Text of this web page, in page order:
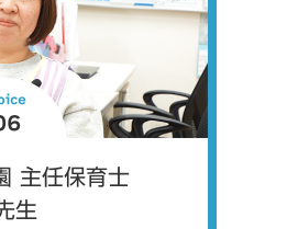
主任保育士
生